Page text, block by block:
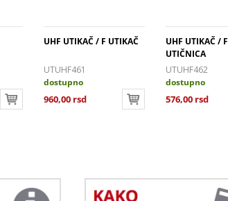
UHF UTIKAČ / F UTIKAČ
UTUHF461
dostupno
960,00 rsd
UHF UTIKAČ / F
UTIČNICA
UTUHF462
dostupno
576,00 rsd